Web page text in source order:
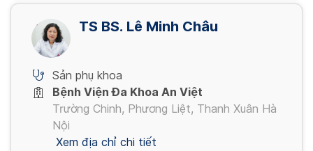
TS BS. Lê Minh Châu
Sản phụ khoa
Bệnh Viện Đa Khoa An Việt
Trường Chinh, Phương Liệt, Thanh Xuân Hà
Nội
Xem địa chỉ chi tiết